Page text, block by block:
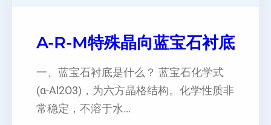
A-R-M特殊晶向蓝宝石衬底
一、蓝宝石衬底是什么？ 蓝宝石化学式
(α-Al2O3)，为六方晶格结构。化学性质非
常稳定，不溶于水…